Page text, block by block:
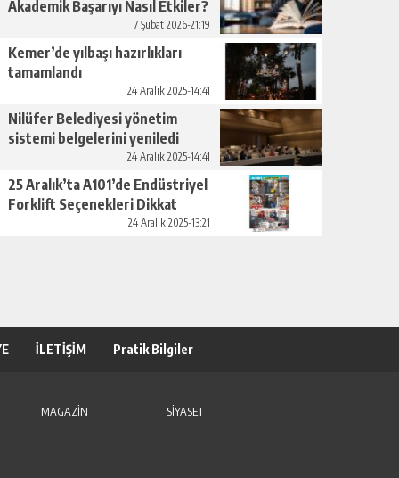
Akademik Başarıyı Nasıl Etkiler?
7 Şubat 2026-21:19
Kemer’de yılbaşı hazırlıkları
tamamlandı
24 Aralık 2025-14:41
Nilüfer Belediyesi yönetim
sistemi belgelerini yeniledi
24 Aralık 2025-14:41
25 Aralık’ta A101’de Endüstriyel
Forklift Seçenekleri Dikkat
24 Aralık 2025-13:21
İLETİŞİM Pratik Bilgiler
MAGAZİN
SİYASET